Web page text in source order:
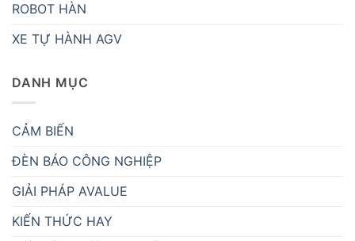
ROBOT HÀN
XE TỰ HÀNH AGV
DANH MỤC
CẢM BIẾN
ĐÈN BÁO CÔNG NGHIỆP
GIẢI PHÁP AVALUE
KIẾN THỨC HAY